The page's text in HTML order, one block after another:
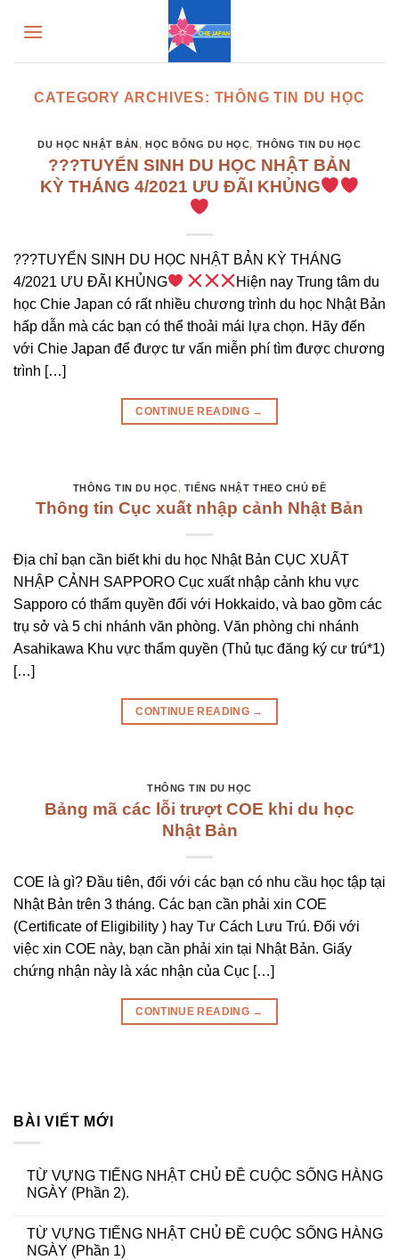
CATEGORY ARCHIVES: THÔNG TIN DU HỌC
DU HỌC NHẬT BẢN,HỌC BỔNG DU HỌC, THÔNG TIN DU HỌC
???TUYỂN SINH DU HỌC NHẬT BẢN
KỲ THÁNG 4/2021 ƯU ĐÃI KHỦNG
???TUYỂN SINH DU HỌC NHẬT BẢN KỲ THÁNG
4/2021 ƯU ĐÃI KHỦNG
Hiện nay Trung tâm du
học Chie Japan có rất nhiều chương trình du học Nhật Bản
hấp dẫn mà các bạn có thể thoải mái lựa chọn. Hãy đến
với Chie Japan để được tư vấn miễn phí tìm được chương
trình […]
CONTINUE READING →
THÔNG TIN DU HỌC, TIẾNG NHẬT THEO CHỦ ĐỀ
Thông tin Cục xuất nhập cảnh Nhật Bản
Địa chỉ bạn cần biết khi du học Nhật Bản CỤC XUẤT
NHẬP CẢNH SAPPORO Cục xuất nhập cảnh khu vực
Sapporo có thẩm quyền đối với Hokkaido, và bao gồm các
trụ sở và 5 chi nhánh văn phòng. Văn phòng chi nhánh
Asahikawa Khu vực thẩm quyền (Thủ tục đăng ký cư trú*1)
[…]
CONTINUE READING →
THÔNG TIN DU HỌC
Bảng mã các lỗi trượt COE khi du học
Nhật Bản
COE là gì? Đầu tiên, đối với các bạn có nhu cầu học tập tại
Nhật Bản trên 3 tháng. Các bạn cần phải xin COE
(Certificate of Eligibility ) hay Tư Cách Lưu Trú. Đối với
việc xin COE này, bạn cần phải xin tại Nhật Bản. Giấy
chứng nhận này là xác nhận của Cục […]
CONTINUE READING →
BÀI VIẾT MỚI
TỪ VỰNG TIẾNG NHẬT CHỦ ĐỀ CUỘC SỐNG HÀNG
NGÀY (Phần 2).
TỪ VỰNG TIẾNG NHẬT CHỦ ĐỀ CUỘC SỐNG HÀNG
NGÀY (Phần 1)